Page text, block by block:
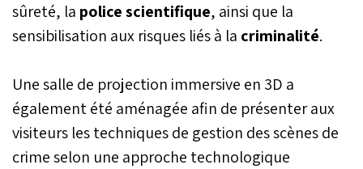
sûreté, la police scientifique, ainsi que la
sensibilisation aux risques liés à la criminalité.
Une salle de projection immersive en 3D a
également été aménagée afin de présenter aux
visiteurs les techniques de gestion des scènes de
crime selon une approche technologique